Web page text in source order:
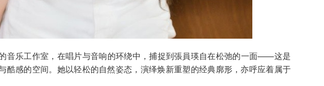
音乐工作室，在唱片与音响的环绕中，捕捉到張員瑛自在松弛的一面——这是
酷感的空间。她以轻松的自然姿态，演绎焕新重塑的经典廓形，亦呼应着属于